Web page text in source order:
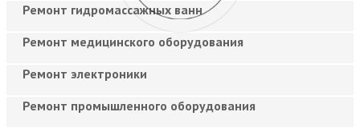
Ремонт гидромассажных ванн
Ремонт медицинского оборудования
Ремонт электроники
Ремонт промышленного оборудования